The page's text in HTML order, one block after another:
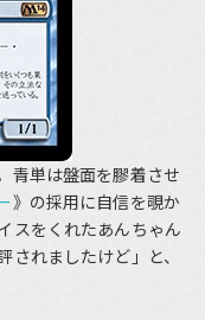
青単は盤面を膠着させ
》の採用に自信を覗か
スをくれたあんちゃん
されましたけど」と、